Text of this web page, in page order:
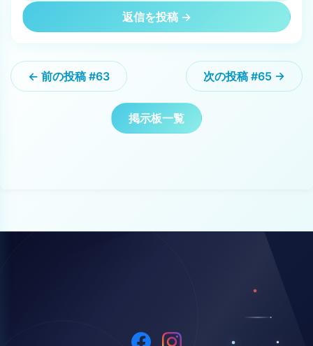
返信を投稿 →
← 前の投稿 #63
掲示板一覧
次の投稿 #65 →